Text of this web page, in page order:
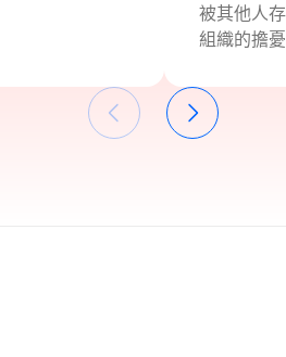
被其他人
組織的擔憂